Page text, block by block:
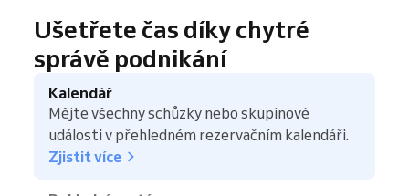
Ušetřete čas díky chytré
správě podnikání
Kalendář
Mějte všechny schůzky nebo skupinové
události v přehledném rezervačním kalendáři.
Zjistit více